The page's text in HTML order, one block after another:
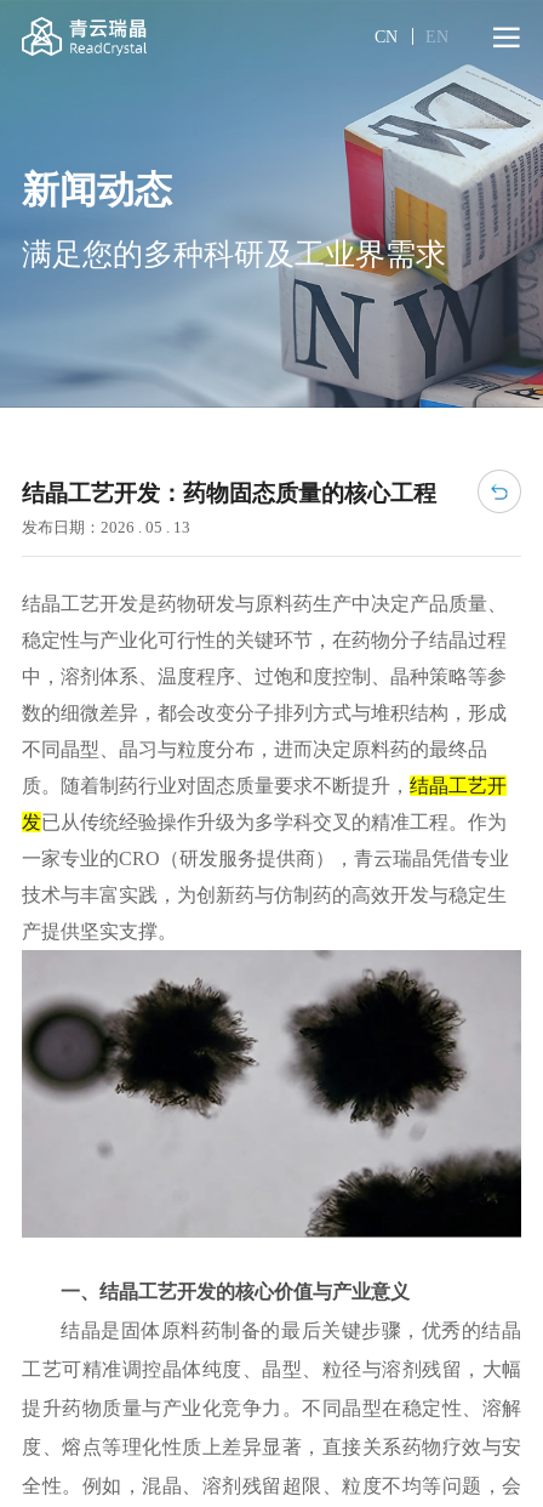
CN EN
新闻动态
满足您的多种科研及工业界需求
结晶工艺开发：药物固态质量的核心工程
发布日期：2026 . 05 . 13
结晶工艺开发是药物研发与原料药生产中决定产品质量、
稳定性与产业化可行性的关键环节，在药物分子结晶过程
中，溶剂体系、温度程序、过饱和度控制、晶种策略等参
数的细微差异，都会改变分子排列方式与堆积结构，形成
不同晶型、晶习与粒度分布，进而决定原料药的最终品
质。随着制药行业对固态质量要求不断提升， 结晶工艺开
发已从传统经验操作升级为多学科交叉的精准工程。作为
一家专业的CRO（研发服务提供商），青云瑞晶凭借专业
技术与丰富实践，为创新药与仿制药的高效开发与稳定生
产提供坚实支撑。
一、结晶工艺开发的核心价值与产业意义
结晶是固体原料药制备的最后关键步骤，优秀的结晶
工艺可精准调控晶体纯度、晶型、粒径与溶剂残留，大幅
提升药物质量与产业化竞争力。不同晶型在稳定性、溶解
度、熔点等理化性质上差异显著，直接关系药物疗效与安
全性。例如，混晶、溶剂残留超限、粒度不均等问题，会